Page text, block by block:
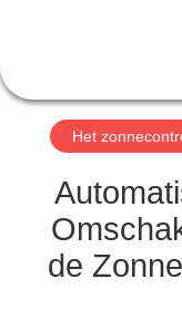
CONTACT
MET
ONS
Het
de